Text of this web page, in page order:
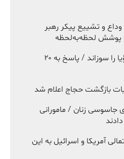
و تشییع پیکر رهبر
پوشش لحظه‌به‌لحظه
ناو وینسنس ۲۹۱ رؤیا را سوزاند / پاسخ به ۲۰
بازگشت حجاج اعلام شد
زنان / مامورانی
آمریکا و اسرائیل به این